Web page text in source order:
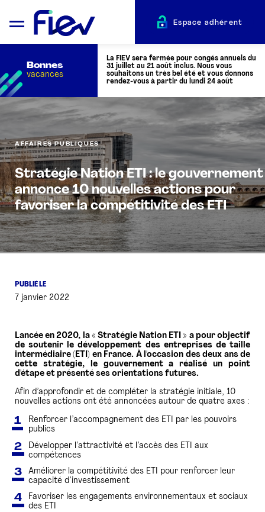
L’AUTOMOTIVE
ADHÉRENTS
ACTUALITÉS
PRESSE
Espace adhérent
Bonnes
vacances
La FIEV sera fermée pour congés annuels du
31 juillet au 21 août inclus. Nous vous
souhaitons un très bel été et vous donnons
rendez-vous à partir du lundi 24 août
AFFAIRES PUBLIQUES
Stratégie Nation ETI : le gouvernement
annonce 10 nouvelles actions pour
favoriser la compétitivité des ETI
PUBLIÉ LE
7 janvier 2022
Lancée en 2020, la « Stratégie Nation ETI » a pour objectif
de soutenir le développement des entreprises de taille
intermédiaire (ETI) en France. À l'occasion des deux ans de
cette stratégie, le gouvernement a réalisé un point
d'étape et présenté ses orientations futures.
Afin d’approfondir et de compléter la stratégie initiale, 10
nouvelles actions ont été annoncées autour de quatre axes :
Renforcer l’accompagnement des ETI par les pouvoirs
publics
Développer l’attractivité et l’accès des ETI aux
compétences
Améliorer la compétitivité des ETI pour renforcer leur
capacité d’investissement
Favoriser les engagements environnementaux et sociaux
des ETI